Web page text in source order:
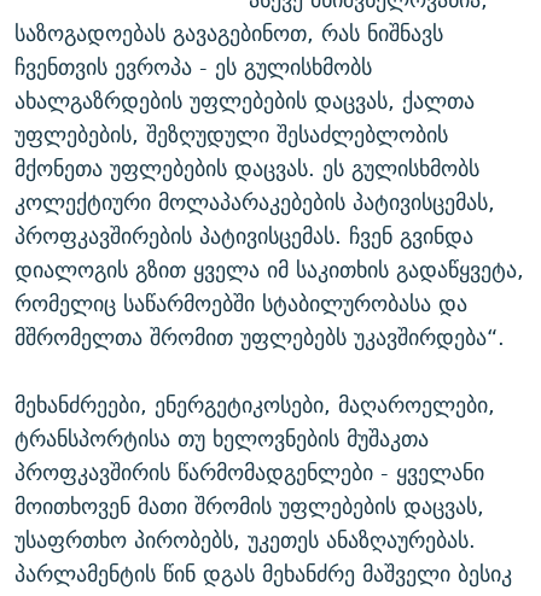
საზოგადოებას გავაგებინოთ, რას ნიშნავს
ჩვენთვის ევროპა - ეს გულისხმობს
ახალგაზრდების უფლებების დაცვას, ქალთა
უფლებების, შეზღუდული შესაძლებლობის
მქონეთა უფლებების დაცვას. ეს გულისხმობს
კოლექტიური მოლაპარაკებების პატივისცემას,
პროფკავშირების პატივისცემას. ჩვენ გვინდა
დიალოგის გზით ყველა იმ საკითხის გადაწყვეტა,
რომელიც საწარმოებში სტაბილურობასა და
მშრომელთა შრომით უფლებებს უკავშირდება“.
მეხანძრეები, ენერგეტიკოსები, მაღაროელები,
ტრანსპორტისა თუ ხელოვნების მუშაკთა
პროფკავშირის წარმომადგენლები - ყველანი
მოითხოვენ მათი შრომის უფლებების დაცვას,
უსაფრთხო პირობებს, უკეთეს ანაზღაურებას.
პარლამენტის წინ დგას მეხანძრე მაშველი ბესიკ